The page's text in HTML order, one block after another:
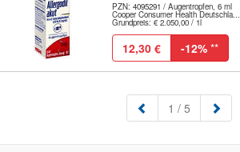
PZN: 4095291 / Augentropfen, 6 ml
Cooper Consumer Health Deutschla...
Grundpreis: € 2.050,00 / 1l
12,30 € -12% **
1 (aktuell)
/ 5